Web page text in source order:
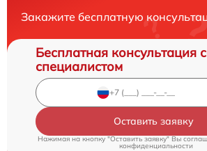
Закажите бесплатную
Бесплатная консультация
специалистом
Оставить заявку
Нажимая на кнопку "Оставить заявку" Вы
конфиденциальности